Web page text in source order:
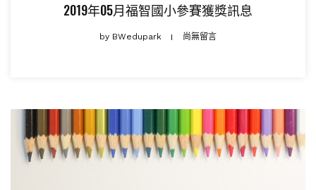
2019年05月福智國小參賽獲獎訊息
by BWedupark 尚無留言